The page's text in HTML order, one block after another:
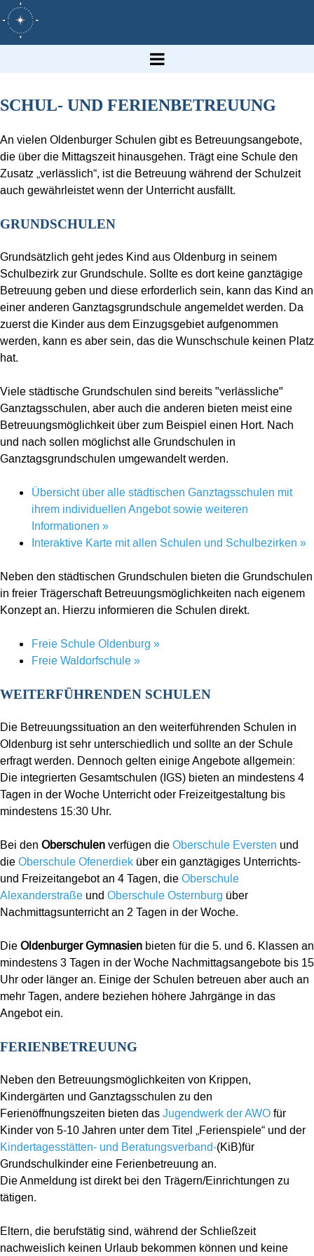
SCHUL- UND FERIENBETREUUNG
An vielen Oldenburger Schulen gibt es Betreuungsangebote,
die über die Mittagszeit hinausgehen. Trägt eine Schule den
Zusatz „verlässlich“, ist die Betreuung während der Schulzeit
auch gewährleistet wenn der Unterricht ausfällt.
GRUNDSCHULEN
Grundsätzlich geht jedes Kind aus Oldenburg in seinem
Schulbezirk zur Grundschule. Sollte es dort keine ganztägige
Betreuung geben und diese erforderlich sein, kann das Kind an
einer anderen Ganztagsgrundschule angemeldet werden. Da
zuerst die Kinder aus dem Einzugsgebiet aufgenommen
werden, kann es aber sein, das die Wunschschule keinen Platz
hat.
Viele städtische Grundschulen sind bereits "verlässliche"
Ganztagsschulen, aber auch die anderen bieten meist eine
Betreuungsmöglichkeit über zum Beispiel einen Hort. Nach
und nach sollen möglichst alle Grundschulen in
Ganztagsgrundschulen umgewandelt werden.
Übersicht über alle städtischen Ganztagsschulen mit
ihrem individuellen Angebot sowie weiteren
Informationen »
Interaktive Karte mit allen Schulen und Schulbezirken »
Neben den städtischen Grundschulen bieten die Grundschulen
in freier Trägerschaft Betreuungsmöglichkeiten nach eigenem
Konzept an. Hierzu informieren die Schulen direkt.
Freie Schule Oldenburg »
Freie Waldorfschule »
WEITERFÜHRENDEN SCHULEN
Die Betreuungssituation an den weiterführenden Schulen in
Oldenburg ist sehr unterschiedlich und sollte an der Schule
erfragt werden. Dennoch gelten einige Angebote allgemein:
Die integrierten Gesamtschulen (IGS) bieten an mindestens 4
Tagen in der Woche Unterricht oder Freizeitgestaltung bis
mindestens 15:30 Uhr.
Bei den Oberschulenverfügen dieOberschule Eversten und
dieOberschule Ofenerdiek über ein ganztägiges Unterrichts-
und Freizeitangebot an 4 Tagen, dieOberschule
Alexanderstraße und Oberschule Osternburg über
Nachmittagsunterricht an 2 Tagen in der Woche.
DieOldenburger Gymnasien bieten für die 5. und 6. Klassen an
mindestens 3 Tagen in der Woche Nachmittagsangebote bis 15
Uhr oder länger an. Einige der Schulen betreuen aber auch an
mehr Tagen, andere beziehen höhere Jahrgänge in das
Angebot ein.
FERIENBETREUUNG
Neben den Betreuungsmöglichkeiten von Krippen,
Kindergärten und Ganztagsschulen zu den
Ferienöffnungszeiten bieten dasJugendwerk der AWOfür
Kinder von 5-10 Jahren unter dem Titel „Ferienspiele“ und der
Kindertagesstätten- und Beratungsverband-(KiB)für
Grundschulkinder eine Ferienbetreuung an.
Die Anmeldung ist direkt bei den Trägern/Einrichtungen zu
tätigen.
Eltern, die berufstätig sind, während der Schließzeit
nachweislich keinen Urlaub bekommen können und keine